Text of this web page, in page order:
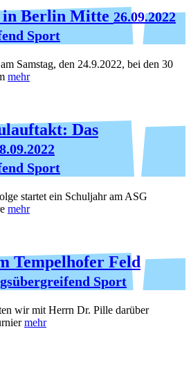
Berlin Mitte 26.09.2022
Sport
Samstag, den 24.9.2022, bei den 30
mehr
Das
Sport
startet ein Schuljahr am ASG
mehr
Tempelhofer Feld
Sport
wir mit Herrn Dr. Pille darüber
mehr